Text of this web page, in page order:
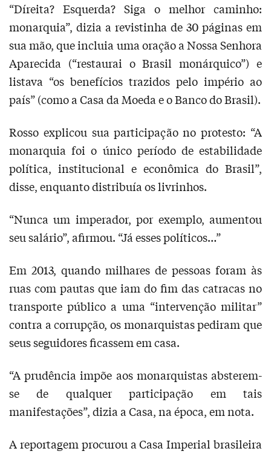
“Díreita? Esquerda? Siga o melhor caminho:
monarquia”, dizia a revistinha de 30 páginas em
sua mão, que incluia uma oração a Nossa Senhora
Aparecida (“restaurai o Brasil monárquico”) e
listava “os benefícios trazidos pelo império ao
país” (como a Casa da Moeda e o Banco do Brasil).
Rosso explicou sua participação no protesto: “A
monarquia foi o único período de estabilidade
política, institucional e econômica do Brasil”,
disse, enquanto distribuía os livrinhos.
“Nunca um imperador, por exemplo, aumentou
seu salário”, afirmou. “Já esses políticos…”
Em 2013, quando milhares de pessoas foram às
ruas com pautas que iam do fim das catracas no
transporte público a uma “intervenção militar”
contra a corrupção, os monarquistas pediram que
seus seguidores ficassem em casa.
“A prudência impõe aos monarquistas absterem-
se de qualquer participação em tais
manifestações”, dizia a Casa, na época, em nota.
A reportagem procurou a Casa Imperial brasileira